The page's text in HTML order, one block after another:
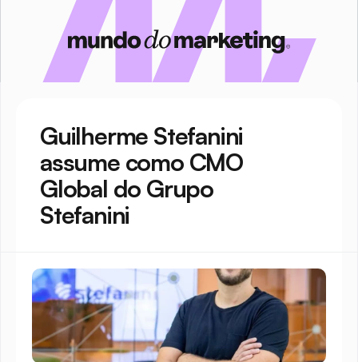
Guilherme Stefanini
assume como CMO
Global do Grupo
Stefanini